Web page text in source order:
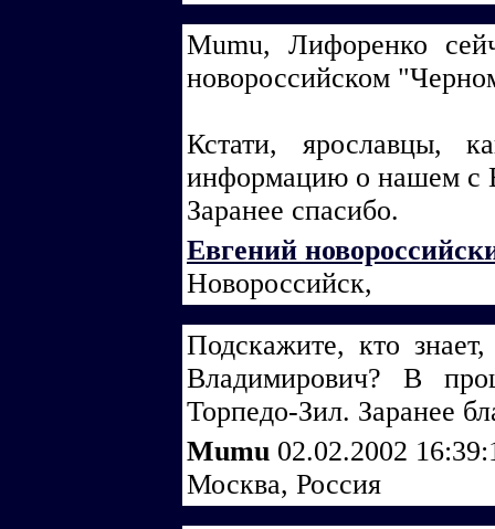
Mumu, Лифоренко
новороссийском
Кстати, ярославцы,
информацию о нашем с
Заранее спасибо.
Евгений
Новороссийск,
Подскажите, кто
Владимирович? В
Торпедо-Зил. Заранее
Mumu 02.02.2002
Москва, Россия